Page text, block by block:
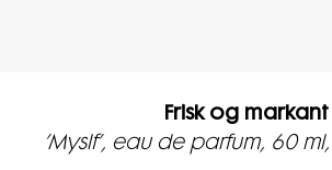
Frisk og markant
’Myslf’, eau de parfum, 60